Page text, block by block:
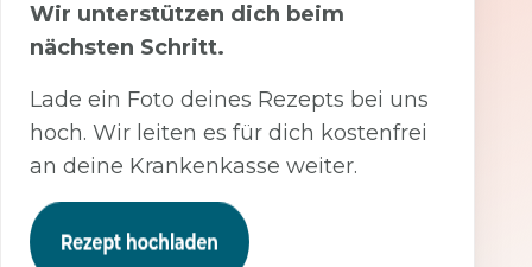
Wir unterstützen dich beim
nächsten Schritt.
Lade ein Foto deines Rezepts bei uns
hoch. Wir leiten es für dich kostenfrei
an deine Krankenkasse weiter.